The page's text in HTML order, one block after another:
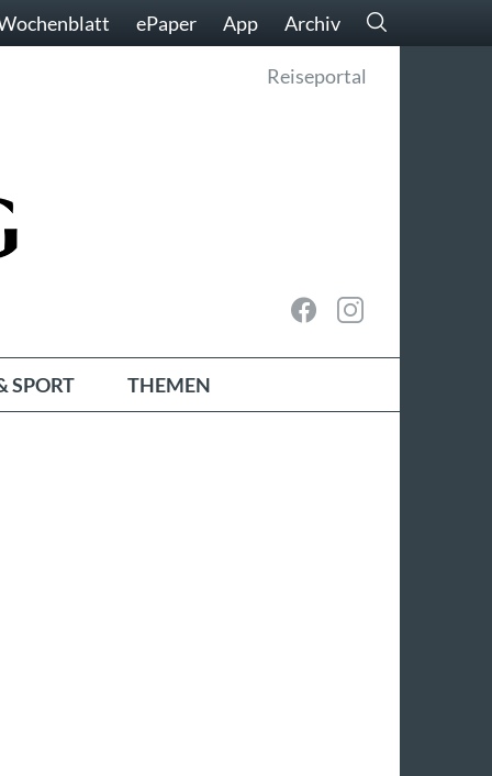
ePaper App Archiv
Reiseportal
SPORT THEMEN